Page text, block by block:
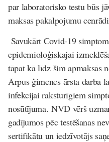
par laboratorisko testu būs
maksas pakalpojumu
Savukārt Covid-19
epidemioloģiskajai
tāpat kā līdz šim apmaksās
Ārpus ģimenes ārsta darba
infekcijai raksturīgiem
nosūtījuma.NVD vērš
gadījumos pēc testēšanas
sertifikātu un iedzīvotājs